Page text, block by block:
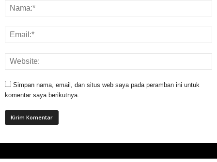
Simpan nama, email, dan situs web saya pada peramban ini untuk
komentar saya berikutnya.